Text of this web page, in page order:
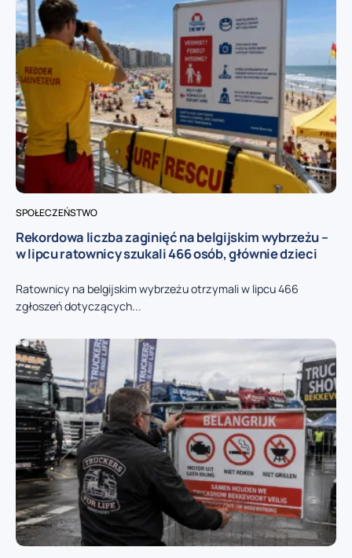
SPOŁECZEŃSTWO
Rekordowa liczba zaginięć na belgijskim wybrzeżu –
w lipcu ratownicy szukali 466 osób, głównie dzieci
Ratownicy na belgijskim wybrzeżu otrzymali w lipcu 466
zgłoszeń dotyczących...